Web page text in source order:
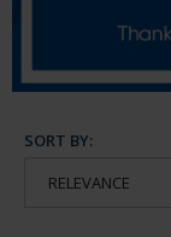
SORT BY: